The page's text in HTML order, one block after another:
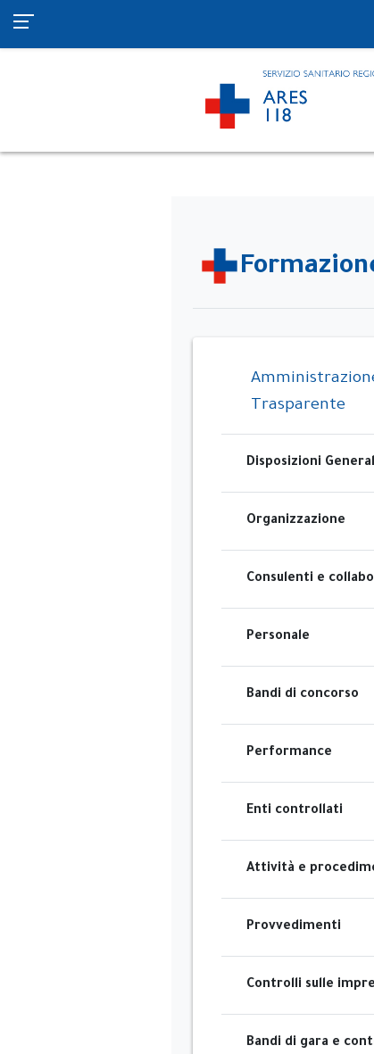
Trasparente
Disposizioni
Organizzazione
Consulenti e
Personale
Bandi di concorso
Performance
Enti controllati
Attività e
Provvedimenti
Controlli sulle
Bandi di gara e